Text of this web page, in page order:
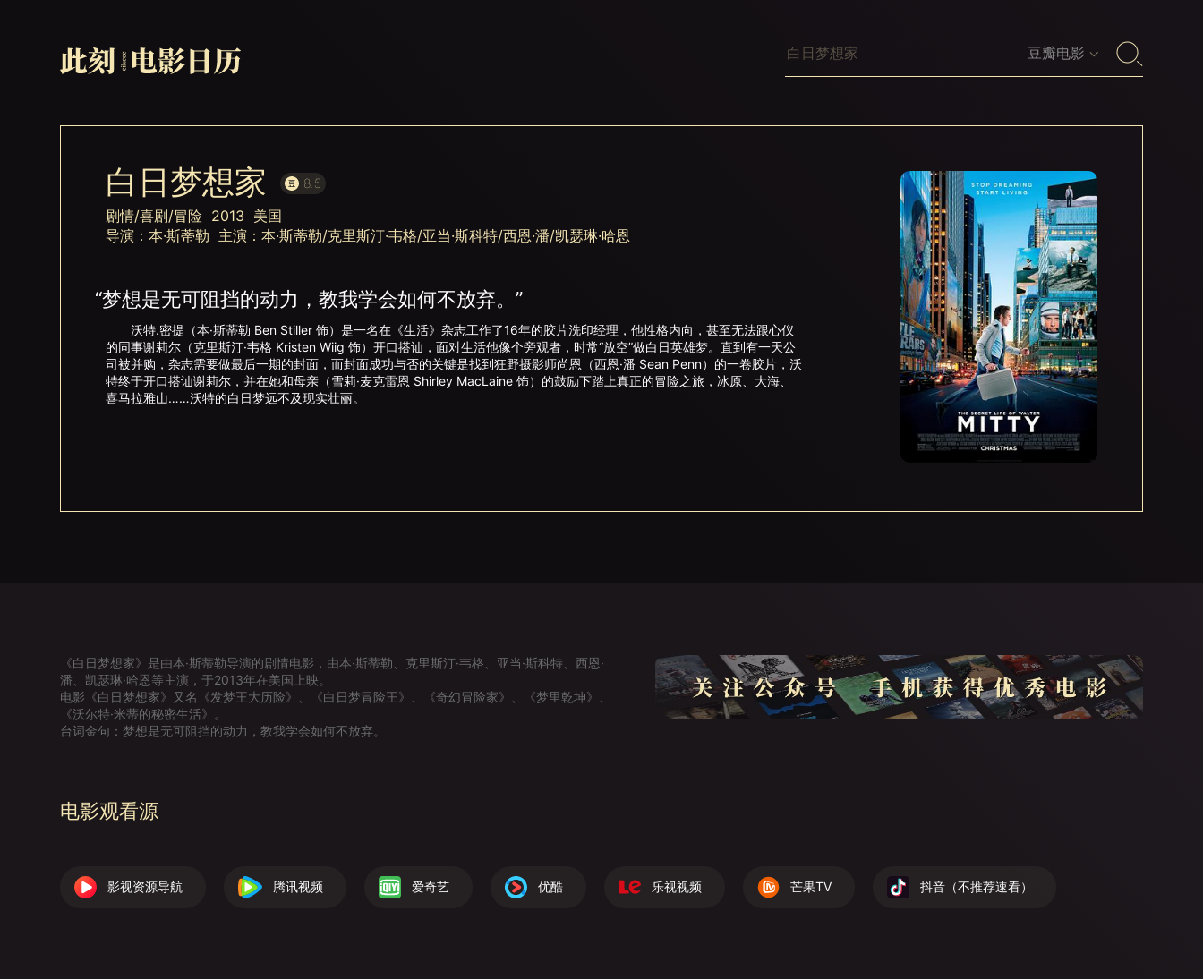
豆瓣电影
白日梦想家 8.5
剧情/喜剧/冒险 2013 美国
导演：本·斯蒂勒 主演：本·斯蒂勒/克里斯汀·韦格/亚当·斯科特/西恩·潘/凯瑟琳·哈恩
“梦想是无可阻挡的动力，教我学会如何不放弃。”
沃特.密提（本·斯蒂勒 Ben Stiller 饰）是一名在《生活》杂志工作了16年的胶片洗印经理，他性格内向，甚至无法跟心仪
的同事谢莉尔（克里斯汀·韦格 Kristen Wiig 饰）开口搭讪，面对生活他像个旁观者，时常“放空”做白日英雄梦。直到有一天公
司被并购，杂志需要做最后一期的封面，而封面成功与否的关键是找到狂野摄影师尚恩（西恩·潘 Sean Penn）的一卷胶片，沃
特终于开口搭讪谢莉尔，并在她和母亲（雪莉·麦克雷恩 Shirley MacLaine 饰）的鼓励下踏上真正的冒险之旅，冰原、大海、
喜马拉雅山……沃特的白日梦远不及现实壮丽。
《白日梦想家》是由本·斯蒂勒导演的剧情电影，由本·斯蒂勒、克里斯汀·韦格、亚当·斯科特、西恩·
潘、凯瑟琳·哈恩等主演，于2013年在美国上映。
电影《白日梦想家》又名《发梦王大历险》、《白日梦冒险王》、《奇幻冒险家》、《梦里乾坤》、
《沃尔特·米蒂的秘密生活》。
台词金句：梦想是无可阻挡的动力，教我学会如何不放弃。
电影观看源
影视资源导航 腾讯视频 爱奇艺 优酷 乐视视频 芒果TV 抖音（不推荐速看）